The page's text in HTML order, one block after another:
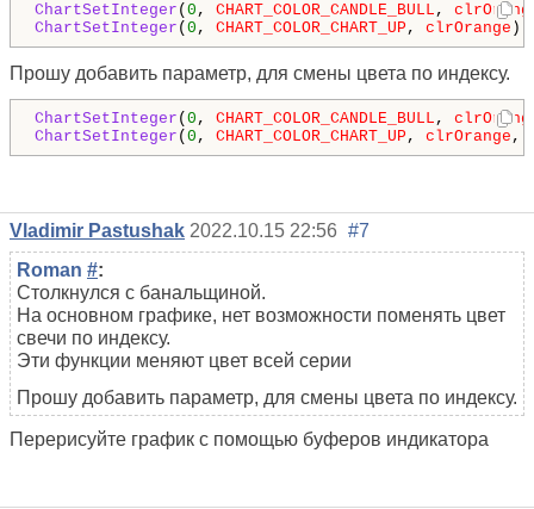
ChartSetInteger ( 0 , CHART_COLOR_CANDLE_BULL ,
ChartSetInteger ( 0 , CHART_COLOR_CHART_UP , clrOrange );
Прошу добавить параметр, для смены цвета по индексу.
ChartSetInteger ( 0 , CHART_COLOR_CANDLE_BULL ,
ChartSetInteger ( 0 , CHART_COLOR_CHART_UP , clrOrange ,
Vladimir Pastushak 2022.10.15 22:56 #7
Roman #:
Столкнулся с банальщиной.
На основном графике, нет возможности поменять цвет
свечи по индексу.
Эти функции меняют цвет всей серии
Прошу добавить параметр, для смены цвета по индексу.
Перерисуйте график с помощью буферов индикатора